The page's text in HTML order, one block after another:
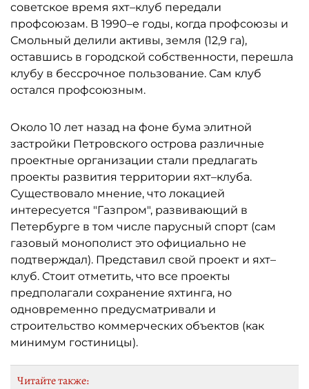
советское время яхт–клуб передали
профсоюзам. В 1990–е годы, когда профсоюзы и
Смольный делили активы, земля (12,9 га),
оставшись в городской собственности, перешла
клубу в бессрочное пользование. Сам клуб
остался профсоюзным.
Около 10 лет назад на фоне бума элитной
застройки Петровского острова различные
проектные организации стали предлагать
проекты развития территории яхт–клуба.
Существовало мнение, что локацией
интересуется "Газпром", развивающий в
Петербурге в том числе парусный спорт (сам
газовый монополист это официально не
подтверждал). Представил свой проект и яхт–
клуб. Стоит отметить, что все проекты
предполагали сохранение яхтинга, но
одновременно предусматривали и
строительство коммерческих объектов (как
минимум гостиницы).
Читайте также: